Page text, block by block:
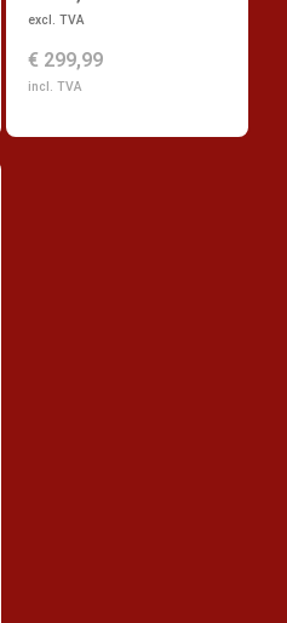
excl. TVA
€ 299,99
incl. TVA